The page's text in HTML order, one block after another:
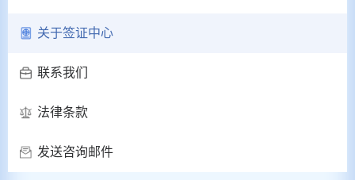
关于签证中心
联系我们
法律条款
发送咨询邮件